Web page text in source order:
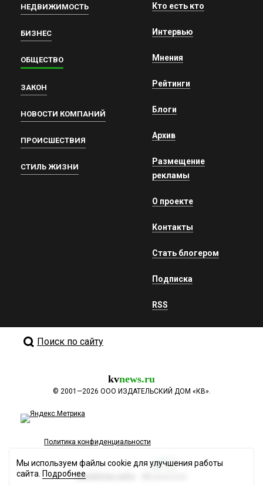
НЕДВИЖИМОСТЬ
БИЗНЕС
ОБЩЕСТВО
ЗАКОН
НОВОСТИ КОМПАНИЙ
ПРОИСШЕСТВИЯ
СТИЛЬ ЖИЗНИ
Кто есть кто
Интервью
Мнения
Рейтинги
Блоги
Архив
Размещение
рекламы
О проекте
Контакты
Стать блогером
Подписка
RSS
Поиск по сайту
kvnews.ru
© 2001—2026 ООО ИЗДАТЕЛЬСКИЙ ДОМ «КВ».
Политика конфиденциальности
Разработка сайта
Мы используем файлы cookie для улучшения работы
сайта. Подробнее